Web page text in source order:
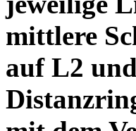
mittlere
auf L2